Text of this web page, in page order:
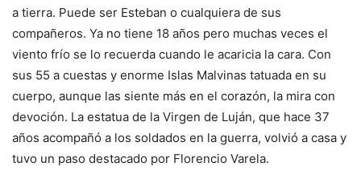
a tierra. Puede ser Esteban o cualquiera de sus
compañeros. Ya no tiene 18 años pero muchas veces el
viento frío se lo recuerda cuando le acaricia la cara. Con
sus 55 a cuestas y enorme Islas Malvinas tatuada en su
cuerpo, aunque las siente más en el corazón, la mira con
devoción. La estatua de la Virgen de Luján, que hace 37
años acompañó a los soldados en la guerra, volvió a casa y
tuvo un paso destacado por Florencio Varela.